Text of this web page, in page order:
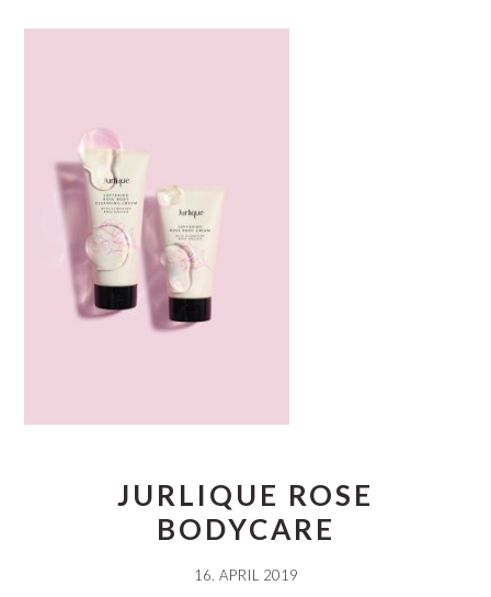
JURLIQUE ROSE
BODYCARE
16. APRIL 2019